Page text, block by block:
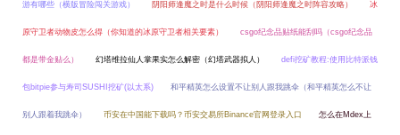
游有哪些（横版冒险闯关游戏） 阴阳师逢魔之时是什么时候（阴阳师逢魔之时阵容攻略） 冰
原守卫者动物皮怎么得（你知道的冰原守卫者相关要素） csgo纪念品贴纸能刮吗（csgo纪念品
都是带金贴么） 幻塔维拉仙人掌果实怎么解密（幻塔武器拟人） defi挖矿教程:使用比特派钱
包bitpie参与寿司SUSHI挖矿(以太系) 和平精英怎么设置不让别人跟我跳伞（和平精英怎么不让
别人跟着我跳伞） 币安在中国能下载吗？币安交易所Binance官网登录入口 怎么在Mdex上